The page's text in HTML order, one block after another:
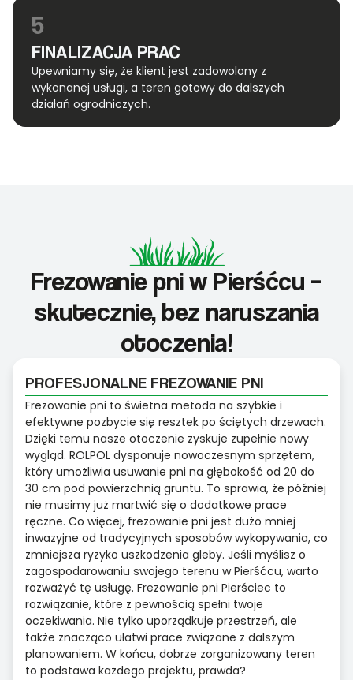
5
FINALIZACJA PRAC
Upewniamy się, że klient jest zadowolony z
wykonanej usługi, a teren gotowy do dalszych
działań ogrodniczych.
Frezowanie pni w Pierśćcu –
skutecznie, bez naruszania
otoczenia!
PROFESJONALNE FREZOWANIE PNI
Frezowanie pni to świetna metoda na szybkie i
efektywne pozbycie się resztek po ściętych drzewach.
Dzięki temu nasze otoczenie zyskuje zupełnie nowy
wygląd. ROLPOL dysponuje nowoczesnym sprzętem,
który umożliwia usuwanie pni na głębokość od 20 do
30 cm pod powierzchnią gruntu. To sprawia, że później
nie musimy już martwić się o dodatkowe prace
ręczne. Co więcej, frezowanie pni jest dużo mniej
inwazyjne od tradycyjnych sposobów wykopywania, co
zmniejsza ryzyko uszkodzenia gleby. Jeśli myślisz o
zagospodarowaniu swojego terenu w Pierśćcu, warto
rozważyć tę usługę. Frezowanie pni Pierściec to
rozwiązanie, które z pewnością spełni twoje
oczekiwania. Nie tylko uporządkuje przestrzeń, ale
także znacząco ułatwi prace związane z dalszym
planowaniem. W końcu, dobrze zorganizowany teren
to podstawa każdego projektu, prawda?